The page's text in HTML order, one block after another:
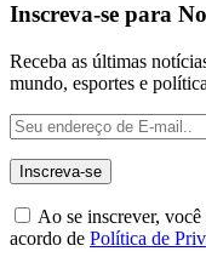
Inscreva-se para
Receba as últimas
mundo, esportes e
Ao se inscrever,
acordo de Política de